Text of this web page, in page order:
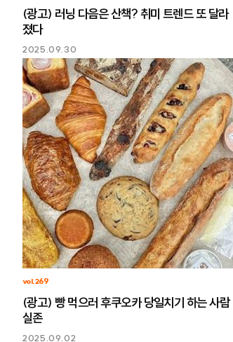
(광고) 러닝 다음은 산책? 취미 트렌드 또 달라
졌다
2025.09.30
vol.269
(광고) 빵 먹으러 후쿠오카 당일치기 하는 사람
실존
2025.09.02